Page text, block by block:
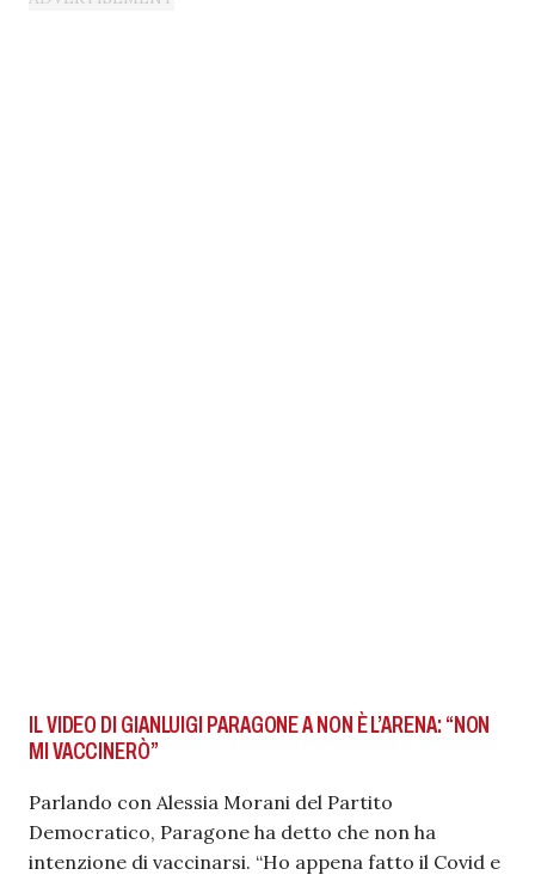
IL VIDEO DI GIANLUIGI PARAGONE A NON È L’ARENA: “NON
MI VACCINERÒ”
Parlando con Alessia Morani del Partito
Democratico, Paragone ha detto che non ha
intenzione di vaccinarsi. “Ho appena fatto il Covid e